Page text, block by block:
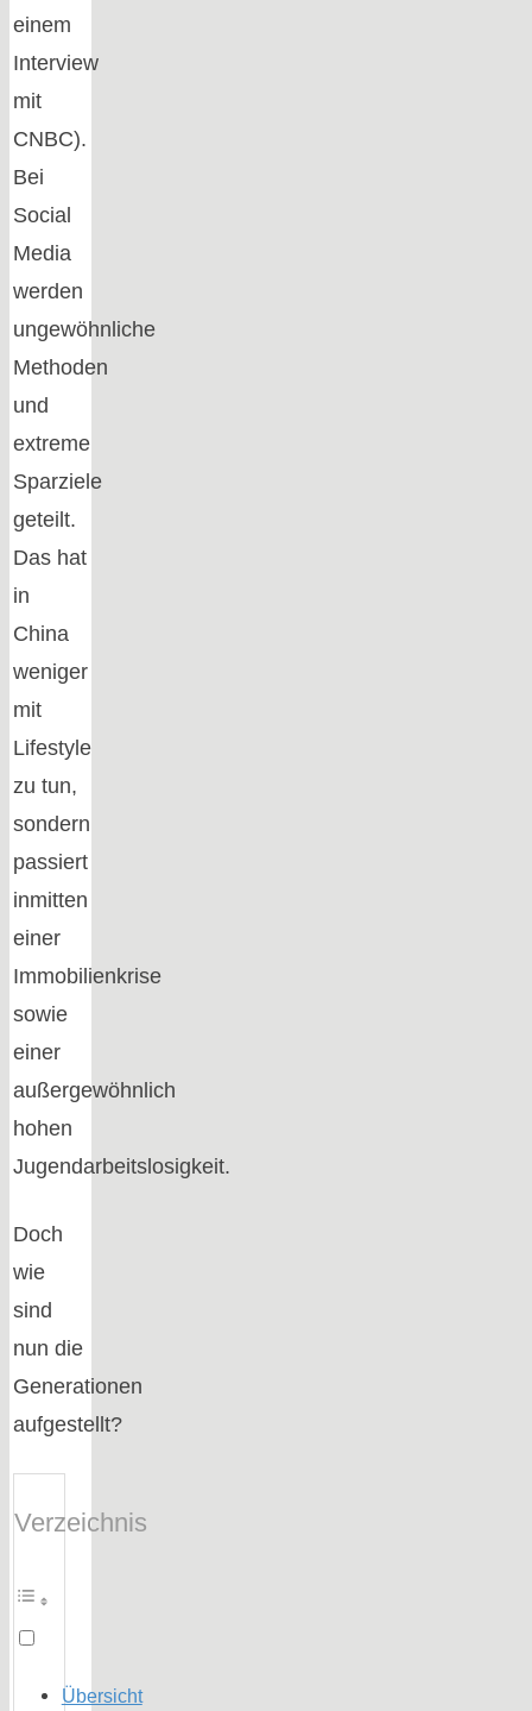
einem
Interview
mit
CNBC).
Bei
Social
Media
werden
ungewöhnliche
Methoden
und
extreme
Sparziele
geteilt.
Das hat
in
China
weniger
mit
Lifestyle
zu tun,
sondern
passiert
inmitten
einer
Immobilienkrise
sowie
einer
außergewöhnlich
hohen
Jugendarbeitslosigkeit.
Doch
wie
sind
nun die
Generationen
aufgestellt?
Verzeichnis
Übersicht